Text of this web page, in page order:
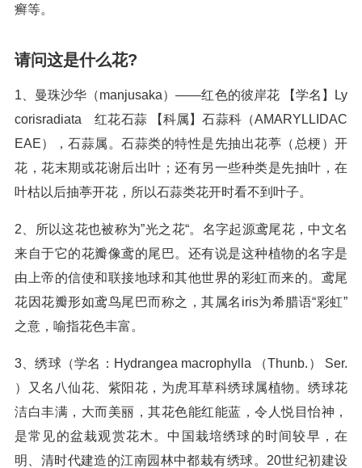
癣等。
请问这是什么花?
1、曼珠沙华（manjusaka）——红色的彼岸花 【学名】Ly
corisradiata 红花石蒜 【科属】石蒜科（AMARYLLIDAC
EAE），石蒜属。石蒜类的特性是先抽出花葶（总梗）开
花，花末期或花谢后出叶；还有另一些种类是先抽叶，在
叶枯以后抽葶开花，所以石蒜类花开时看不到叶子。
2、所以这花也被称为”光之花“。名字起源鸢尾花，中文名
来自于它的花瓣像鸢的尾巴。还有说是这种植物的名字是
由上帝的信使和联接地球和其他世界的彩虹而来的。鸢尾
花因花瓣形如鸢鸟尾巴而称之，其属名iris为希腊语“彩虹”
之意，喻指花色丰富。
3、绣球（学名：Hydrangea macrophylla （Thunb.） Ser.
）又名八仙花、紫阳花，为虎耳草科绣球属植物。绣球花
洁白丰满，大而美丽，其花色能红能蓝，令人悦目怡神，
是常见的盆栽观赏花木。中国栽培绣球的时间较早，在
明、清时代建造的江南园林中都栽有绣球。20世纪初建设